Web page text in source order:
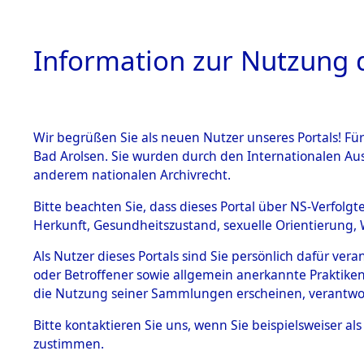
HOME
BESTÄNDE
Inhaftierungsdoku
mente
5. Verschiedenes
Todesmärsche
5.3.1 Alliierte
Bayern→
Information zur Nutzung
Wir begrüßen Sie als neuen Nutzer unseres Portals!
Bad Arolsen. Sie wurden durch den Internationalen
anderem nationalen Archivrecht.
Bitte beachten Sie, dass dieses Portal über NS-
Herkunft, Gesundheitszustand, sexuelle
Als Nutzer dieses Portals sind Sie persönlich dafür
oder Betroffener sowie allgemein anerkannte
die Nutzung seiner Sammlungen erscheinen,
Bitte kontaktieren Sie uns, wenn Sie beispielsweiser
zustimmen.